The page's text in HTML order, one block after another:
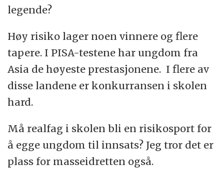
legende?
Høy risiko lager noen vinnere og flere
tapere. I PISA-testene har ungdom fra
Asia de høyeste prestasjonene. I flere av
disse landene er konkurransen i skolen
hard.
Må realfag i skolen bli en risikosport for
å egge ungdom til innsats? Jeg tror det er
plass for masseidretten også.